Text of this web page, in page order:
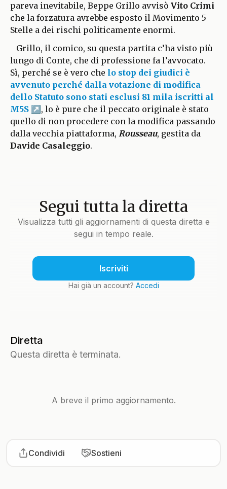
pareva inevitabile, Beppe Grillo avvisò Vito Crimi
che la forzatura avrebbe esposto il Movimento 5
Stelle a dei rischi politicamente enormi.
Grillo, il comico, su questa partita c’ha visto più
lungo di Conte, che di professione fa l’avvocato.
Sì, perché se è vero che lo stop dei giudici è
avvenuto perché dalla votazione di modifica
dello Statuto sono stati esclusi 81 mila iscritti al
M5S
, lo è pure che il peccato originale è stato
quello di non procedere con la modifica passando
dalla vecchia piattaforma, Rousseau, gestita da
Davide Casaleggio.
Segui tutta la diretta
Visualizza tutti gli aggiornamenti di questa diretta e
segui in tempo reale.
Iscriviti
Hai già un account? Accedi
Diretta
Questa diretta è terminata.
A breve il primo aggiornamento.
Condividi Sostieni